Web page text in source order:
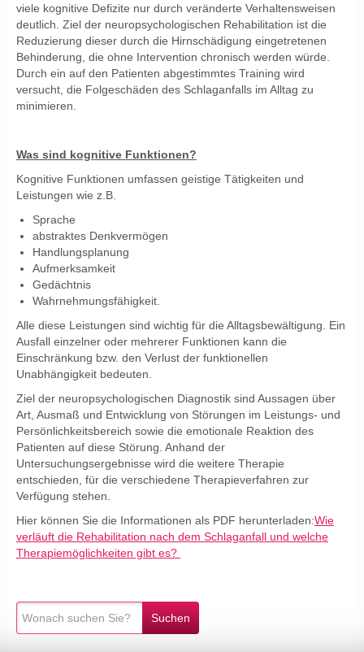
viele kognitive Defizite nur durch veränderte Verhaltensweisen
deutlich. Ziel der neuropsychologischen Rehabilitation ist die
Reduzierung dieser durch die Hirnschädigung eingetretenen
Behinderung, die ohne Intervention chronisch werden würde.
Durch ein auf den Patienten abgestimmtes Training wird
versucht, die Folgeschäden des Schlaganfalls im Alltag zu
minimieren.
Was sind kognitive Funktionen?
Kognitive Funktionen umfassen geistige Tätigkeiten und
Leistungen wie z.B.
Sprache
abstraktes Denkvermögen
Handlungsplanung
Aufmerksamkeit
Gedächtnis
Wahrnehmungsfähigkeit.
Alle diese Leistungen sind wichtig für die Alltagsbewältigung. Ein
Ausfall einzelner oder mehrerer Funktionen kann die
Einschränkung bzw. den Verlust der funktionellen
Unabhängigkeit bedeuten.
Ziel der neuropsychologischen Diagnostik sind Aussagen über
Art, Ausmaß und Entwicklung von Störungen im Leistungs- und
Persönlichkeitsbereich sowie die emotionale Reaktion des
Patienten auf diese Störung. Anhand der
Untersuchungsergebnisse wird die weitere Therapie
entschieden, für die verschiedene Therapieverfahren zur
Verfügung stehen.
Hier können Sie die Informationen als PDF herunterladen:Wie
verläuft die Rehabilitation nach dem Schlaganfall und welche
Therapiemöglichkeiten gibt es?